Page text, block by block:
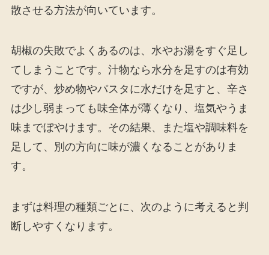
散させる方法が向いています。
胡椒の失敗でよくあるのは、水やお湯をすぐ足し
てしまうことです。汁物なら水分を足すのは有効
ですが、炒め物やパスタに水だけを足すと、辛さ
は少し弱まっても味全体が薄くなり、塩気やうま
味までぼやけます。その結果、また塩や調味料を
足して、別の方向に味が濃くなることがありま
す。
まずは料理の種類ごとに、次のように考えると判
断しやすくなります。